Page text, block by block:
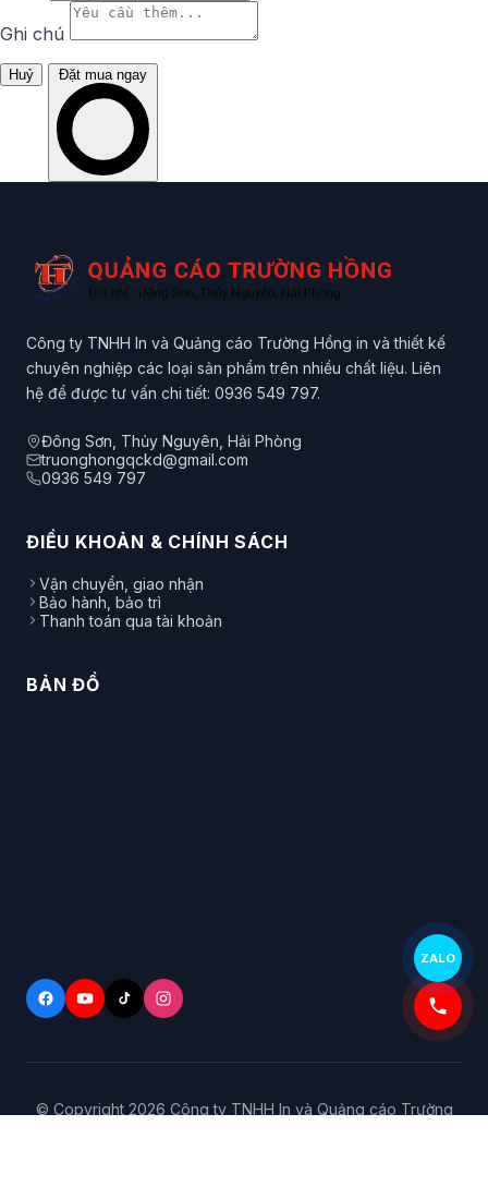
Ghi chú
Huỷ Đặt mua ngay
Công ty TNHH In và Quảng cáo Trường Hồng in và thiết kế
chuyên nghiệp các loại sản phẩm trên nhiều chất liệu. Liên
hệ để được tư vấn chi tiết: 0936 549 797.
Đông Sơn, Thủy Nguyên, Hải Phòng
truonghongqckd@gmail.com
0936 549 797
ĐIỀU KHOẢN & CHÍNH SÁCH
Vận chuyển, giao nhận
Bảo hành, bảo trì
Thanh toán qua tài khoản
BẢN ĐỒ
© Copyright 2026 Công ty TNHH In và Quảng cáo Trường
ZALO